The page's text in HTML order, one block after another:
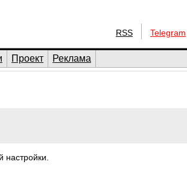
RSS Telegram
Проект Реклама